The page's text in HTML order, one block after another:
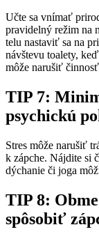
Učte sa vnímať
pravidelný režim na
telu nastaviť sa na
návštevu toalety,
môže narušiť
TIP 7:
psychickú
Stres môže narušiť
k zápche. Nájdite si
dýchanie či joga
TIP 8:
spôsobiť